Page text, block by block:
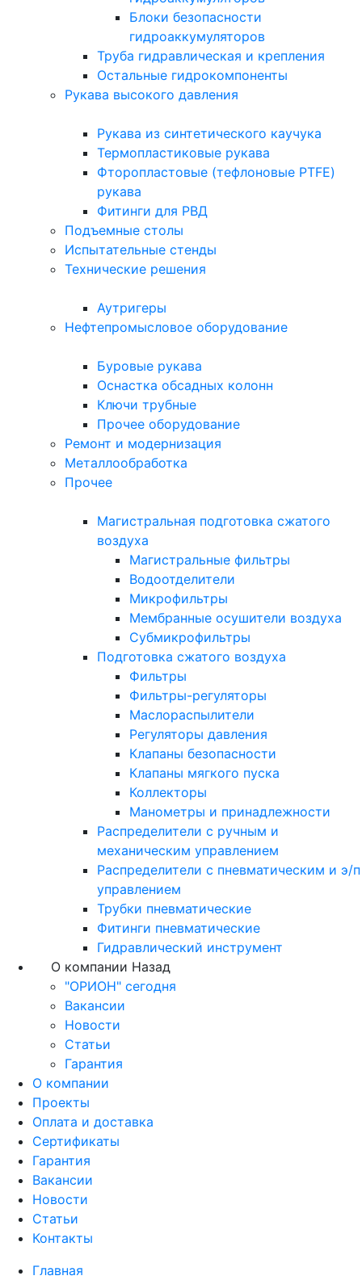
Блоки безопасности
гидроаккумуляторов
Труба гидравлическая и крепления
Остальные гидрокомпоненты
Рукава высокого давления
Рукава из синтетического каучука
Термопластиковые рукава
Фторопластовые (тефлоновые PTFE)
рукава
Фитинги для РВД
Подъемные столы
Испытательные стенды
Технические решения
Аутригеры
Нефтепромысловое оборудование
Буровые рукава
Оснастка обсадных колонн
Ключи трубные
Прочее оборудование
Ремонт и модернизация
Металлообработка
Прочее
Магистральная подготовка сжатого
воздуха
Магистральные фильтры
Водоотделители
Микрофильтры
Мембранные осушители воздуха
Субмикрофильтры
Подготовка сжатого воздуха
Фильтры
Фильтры-регуляторы
Маслораспылители
Регуляторы давления
Клапаны безопасности
Клапаны мягкого пуска
Коллекторы
Манометры и принадлежности
Распределители с ручным и
механическим управлением
Распределители с пневматическим и э/п
управлением
Трубки пневматические
Фитинги пневматические
Гидравлический инструмент
О компании Назад
"ОРИОН" сегодня
Вакансии
Новости
Статьи
Гарантия
О компании
Проекты
Оплата и доставка
Сертификаты
Гарантия
Вакансии
Новости
Статьи
Контакты
Главная